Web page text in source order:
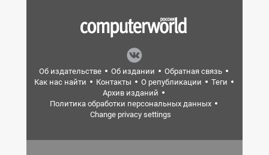
Об издательстве Об издании
Обратная связь
Как нас найти
Контакты О републикации
Теги
Архив изданий
Политика обработки персональных данных
Change privacy settings